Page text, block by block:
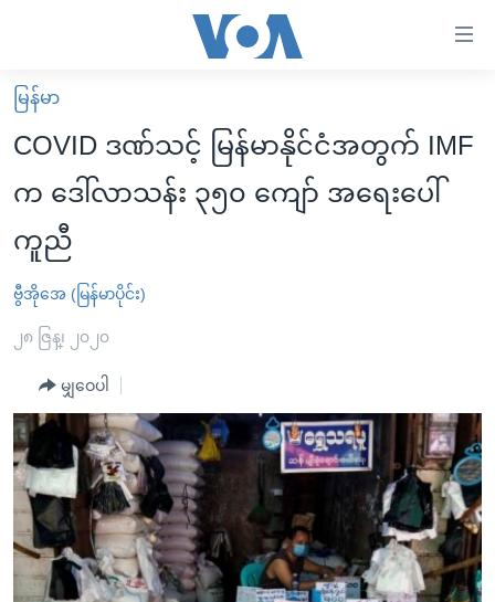
လွယ်ကူ
စေ
များ
ပင်မ
အကြောင်းအရာ
သို့
ကျော်
ကြည့်
ရန်
ပင်မ
ညွန်း
စာမျက်နှာ
မူလစာမျက်နှာ
မြန်မာ
ကမ္ဘာ့သတင်းများ
နိုင်ငံတကာ
အစ္စရေး-ပါလက်စတိုင်း
ဗွီဒီယို
အင်္ဂလိပ်စာလေ့လာမယ်
အမေရိကန်သုံးအီဒီယံ
မကြေးမုံရဲ့ အင်္ဂလိပ်စာ
ရုပ်ရှင်ထဲက အင်္ဂလိပ်စာ
သုတပဒေသာ အင်္ဂလိပ်စာ
အပတ်စဉ်ကဏ္ဍများ
ရေဒီယို
တီဗွီ
ရေဒီယိုနှင့်ရုပ်သံ အချက်အလက်များ
ရေဒီယို/တီဗွီအစီအစဉ်
Learning English
ဗွီအိုအေ လူမှုကွန်ယက်များ
မြန်မာ
COVID ဒဏ်သင့် မြန်မာနိုင်ငံအတွက် IMF
က ဒေါ်လာသန်း ၃၅၀ ကျော် အရေးပေါ်
ကူညီ
ဗွီအိုအေ (မြန်မာပိုင်း)
၂၈ ဇြန္၊ ၂၀၂၀
မျှဝေပါ